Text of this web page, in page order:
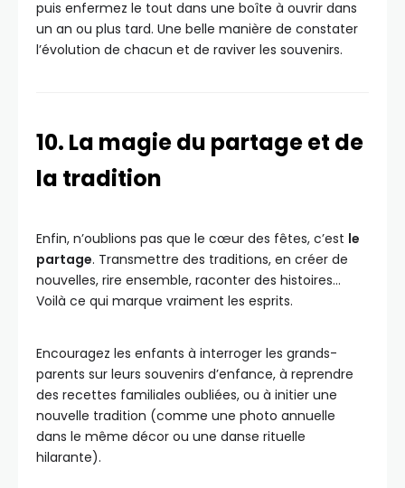
puis enfermez le tout dans une boîte à ouvrir dans
un an ou plus tard. Une belle manière de constater
l’évolution de chacun et de raviver les souvenirs.
10. La magie du partage et de
la tradition
Enfin, n’oublions pas que le cœur des fêtes, c’est le
partage. Transmettre des traditions, en créer de
nouvelles, rire ensemble, raconter des histoires…
Voilà ce qui marque vraiment les esprits.
Encouragez les enfants à interroger les grands-
parents sur leurs souvenirs d’enfance, à reprendre
des recettes familiales oubliées, ou à initier une
nouvelle tradition (comme une photo annuelle
dans le même décor ou une danse rituelle
hilarante).